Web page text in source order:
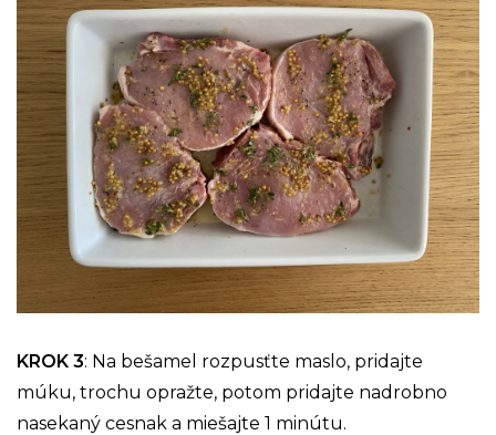
KROK 3: Na bešamel rozpusťte maslo, pridajte
múku, trochu opražte, potom pridajte nadrobno
nasekaný cesnak a miešajte 1 minútu.